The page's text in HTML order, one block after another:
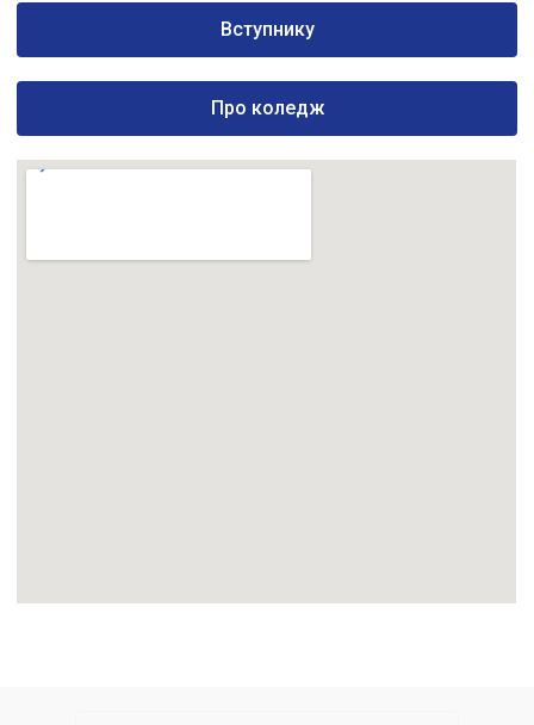
Вступнику
Про коледж